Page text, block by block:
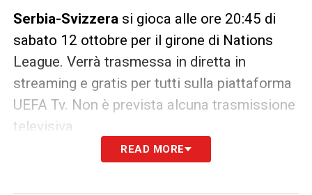
Serbia-Svizzera si gioca alle ore 20:45 di
sabato 12 ottobre per il girone di Nations
League. Verrà trasmessa in diretta in
streaming e gratis per tutti sulla piattaforma
UEFA Tv. Non è prevista alcuna trasmissione
televisiva.
READ MORE